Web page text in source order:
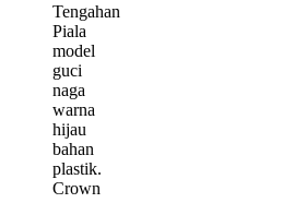
Tengahan
Piala
model
guci
naga
warna
hijau
bahan
plastik.
Crown